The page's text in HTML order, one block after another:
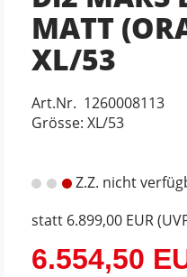
MATT
XL/53
Art.Nr. 1260008113
Grösse: XL/53
Z.Z. nicht
statt 6.899,00 EUR(
6.554,50